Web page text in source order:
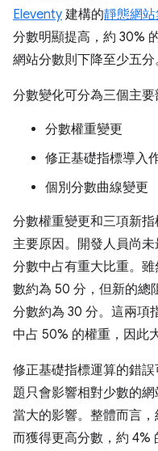
Eleventy 建構的靜態網
分數明顯提高，約 30%
網站分數則下降至少五分
分數變化可分為三個主要
分數權重變更
修正基礎指標導入
個別分數曲線變更
分數權重變更和三項新
主要原因。開發人員尚
分數中占有重大比重。
數約為 50 分，但新的總
分數約為 30 分。這兩項
中占 50% 的權重，因此
修正基礎指標運算的錯
題只會影響相對少數的
當大的影響。整體而言
而獲得更高分數，約 4%